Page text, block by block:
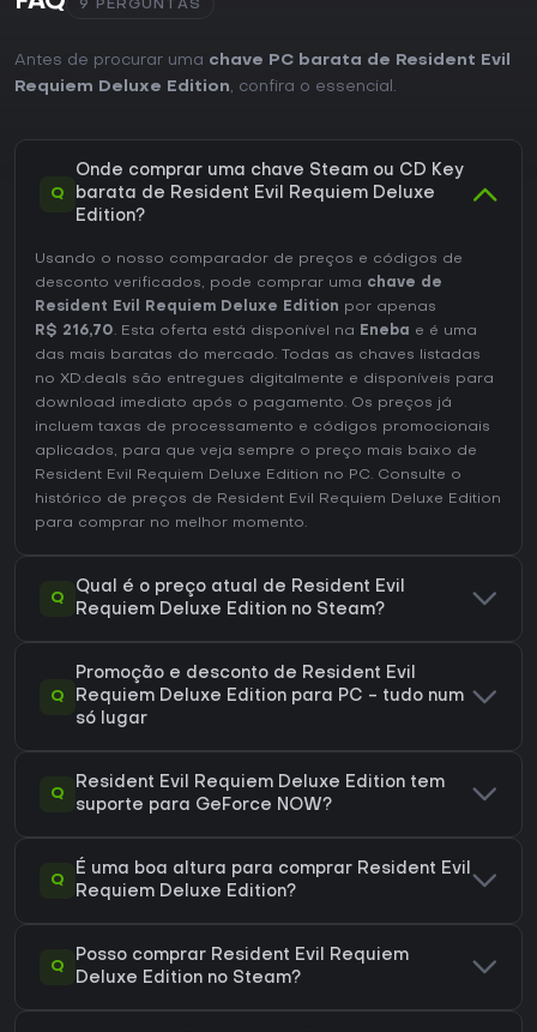
9 PERGUNTAS
Antes de procurar uma chave PC barata de Resident Evil
Requiem Deluxe Edition, confira o essencial.
Q
Onde comprar uma chave Steam ou CD Key
barata de Resident Evil Requiem Deluxe
Edition?
Usando o nosso comparador de preços e códigos de
desconto verificados, pode comprar uma chave de
Resident Evil Requiem Deluxe Edition por apenas
R$ 216,70. Esta oferta está disponível na Eneba
e é uma
das mais baratas do mercado. Todas as chaves listadas
no XD.deals são entregues digitalmente e disponíveis para
download imediato após o pagamento. Os preços já
incluem taxas de processamento e códigos promocionais
aplicados, para que veja sempre o preço mais baixo de
Resident Evil Requiem Deluxe Edition no PC. Consulte o
histórico de preços de Resident Evil Requiem Deluxe Edition
para comprar no melhor momento.
Q
Qual é o preço atual de Resident Evil
Requiem Deluxe Edition no Steam?
Q
Promoção e desconto de Resident Evil
Requiem Deluxe Edition para PC - tudo num
só lugar
Q
Resident Evil Requiem Deluxe Edition tem
suporte para GeForce NOW?
Q
É uma boa altura para comprar Resident Evil
Requiem Deluxe Edition?
Q
Posso comprar Resident Evil Requiem
Deluxe Edition no Steam?